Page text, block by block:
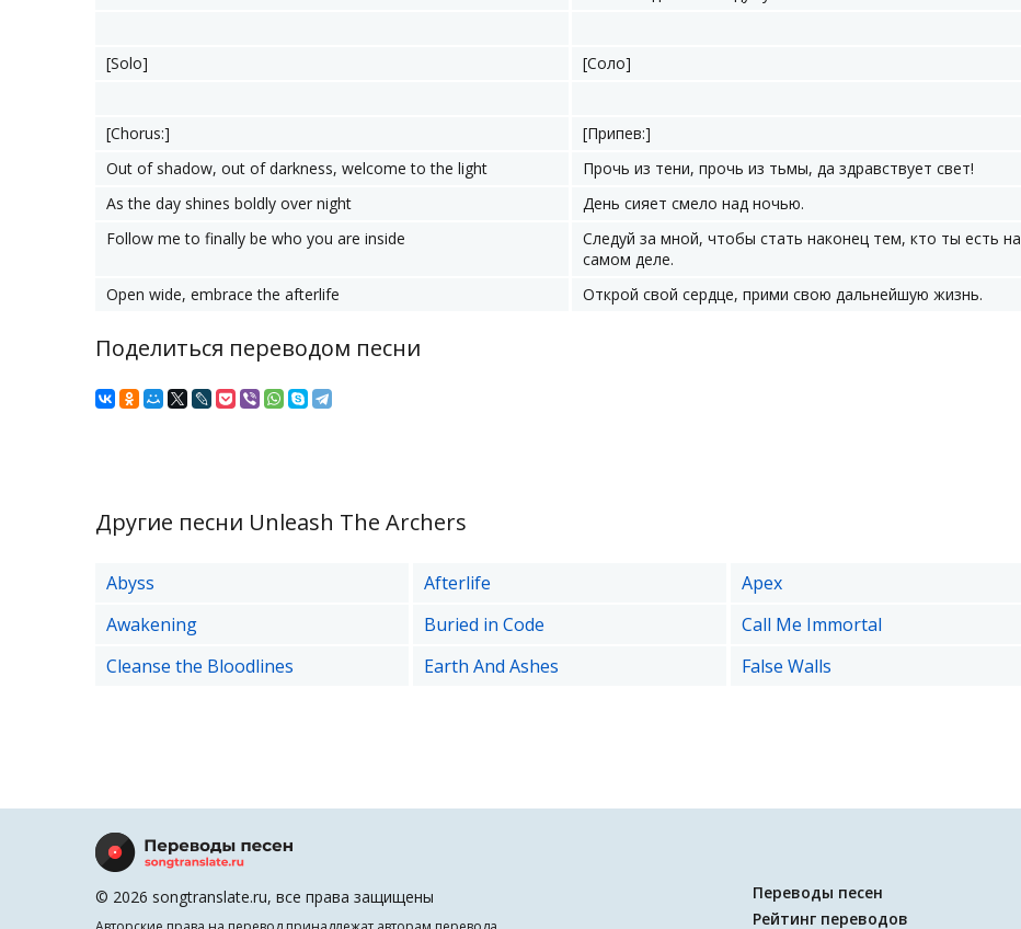
[Solo] [Соло]
[Chorus:]
[Припев:]
Out of shadow, out of darkness, welcome to the light
Прочь из тени, прочь из тьмы, да здравствует свет!
As the day shines boldly over night
День сияет смело над ночью.
Follow me to finally be who you are inside
Следуй за мной, чтобы стать наконец тем, кто ты есть на
самом деле.
Open wide, embrace the afterlife
Открой свой сердце, прими свою дальнейшую жизнь.
Поделиться переводом песни
Другие песни Unleash The Archers
Abyss Afterlife
Apex
Awakening
Buried in Code
Call Me Immortal
Cleanse the Bloodlines
Earth And Ashes False Walls
© 2026 songtranslate.ru, все права защищены
Переводы песен
Рейтинг переводов